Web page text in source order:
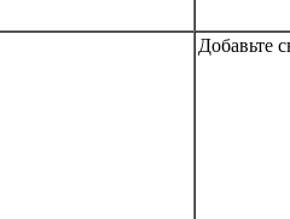
Добавьте